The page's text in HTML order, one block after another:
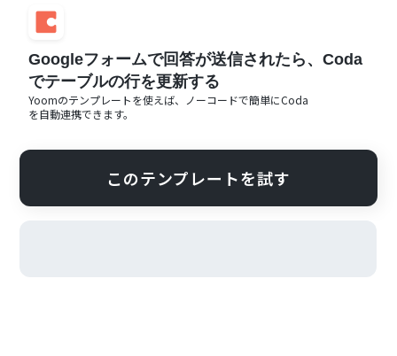
Googleフォームで回答が送信されたら、Coda
でテーブルの行を更新する
Yoomのテンプレートを使えば、ノーコードで簡単にCoda
を自動連携できます。
このテンプレートを試す